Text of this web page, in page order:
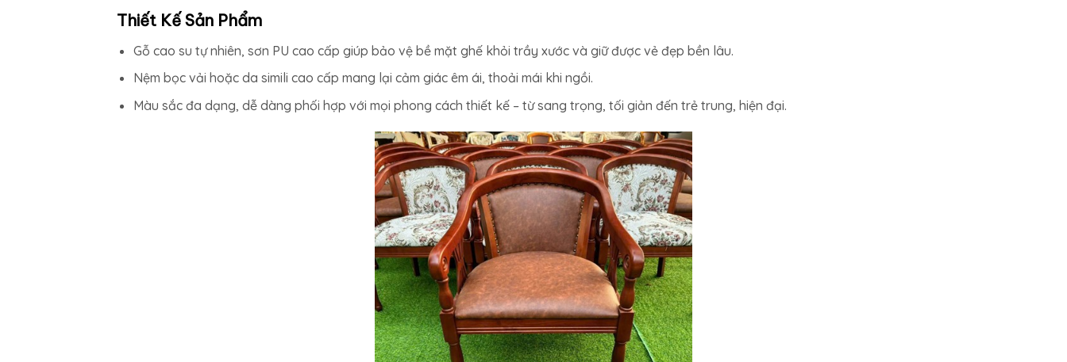
Thiết Kế Sản Phẩm
Gỗ cao su tự nhiên, sơn PU cao cấp giúp bảo vệ bề mặt ghế khỏi trầy xước và giữ được vẻ đẹp bền lâu.
Nệm bọc vải hoặc da simili cao cấp mang lại cảm giác êm ái, thoải mái khi ngồi.
Màu sắc đa dạng, dễ dàng phối hợp với mọi phong cách thiết kế – từ sang trọng, tối giản đến trẻ trung, hiện đại.